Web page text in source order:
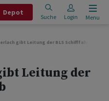
Depot
Suche Login Menu
gibt Leitung der BLS Schifffahrt ab
Leitung der